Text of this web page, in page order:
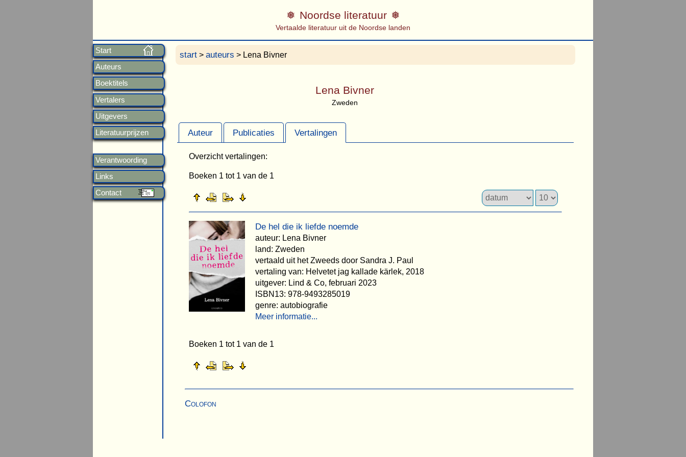
Start
Auteurs
Boektitels
Vertalers
Uitgevers
Literatuurprijzen
Verantwoording
Links
Contact
Noordse literatuur
Vertaalde literatuur uit de Noordse landen
start > auteurs > Lena Bivner
Lena Bivner
Zweden
Auteur Publicaties Vertalingen
Overzicht vertalingen:
Boeken 1 tot 1 van de 1
De hel die ik liefde noemde
auteur: Lena Bivner
land: Zweden
vertaald uit het Zweeds door Sandra J. Paul
vertaling van: Helvetet jag kallade kärlek, 2018
uitgever: Lind & Co, februari 2023
ISBN13: 978-9493285019
genre: autobiografie
Meer informatie...
Boeken 1 tot 1 van de 1
Colofon